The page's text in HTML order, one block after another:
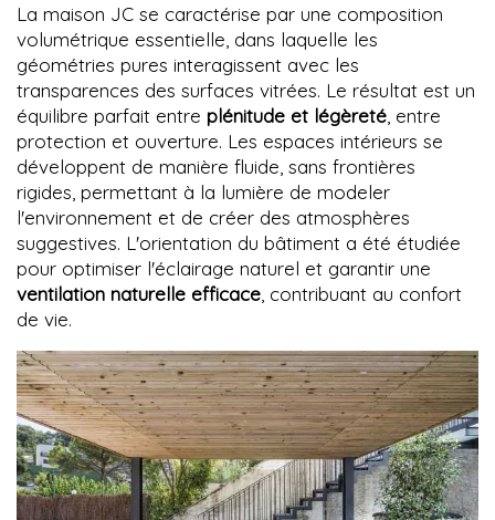
La maison JC se caractérise par une composition
volumétrique essentielle, dans laquelle les
géométries pures interagissent avec les
transparences des surfaces vitrées. Le résultat est un
équilibre parfait entre plénitude et légèreté , entre
protection et ouverture. Les espaces intérieurs se
développent de manière fluide, sans frontières
rigides, permettant à la lumière de modeler
l'environnement et de créer des atmosphères
suggestives. L'orientation du bâtiment a été étudiée
pour optimiser l'éclairage naturel et garantir une
ventilation naturelle efficace , contribuant au confort
de vie.